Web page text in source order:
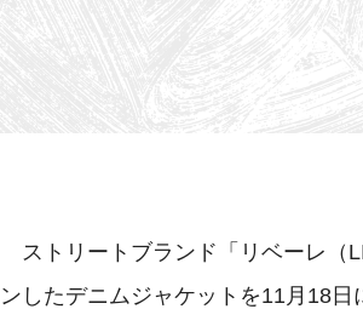
ストリートブランド「リベーレ（
ンしたデニムジャケットを11月18